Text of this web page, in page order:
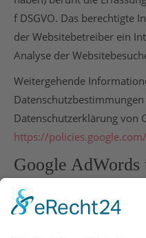
f DSGVO. Das berechtigte
der Websitebetreiber ein
Analyse der
Weitergehende
Datenschutzerklärung von
https://
Google AdWords
Conversion-
Diese Website verwendet